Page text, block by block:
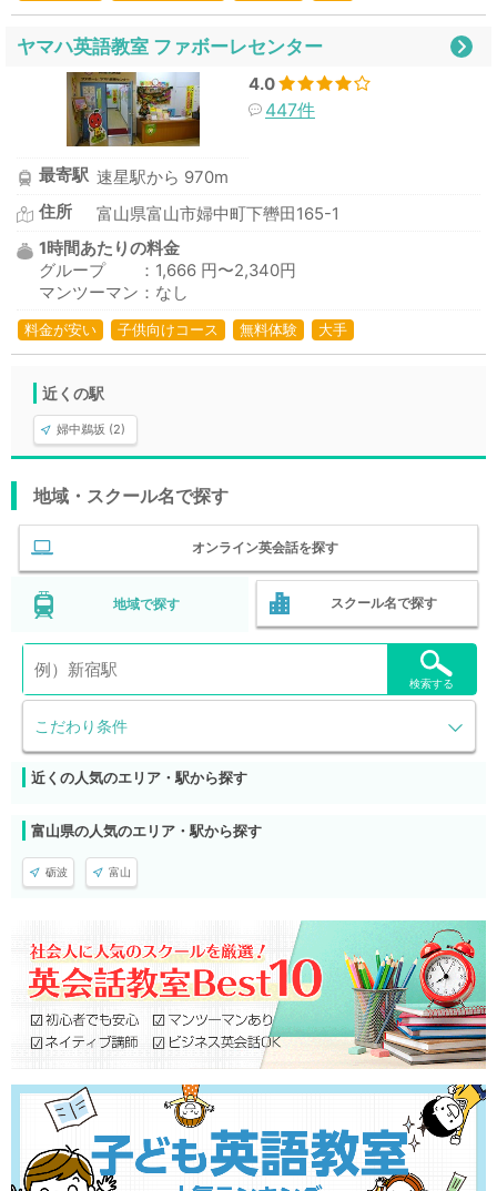
ヤマハ英語教室 ファボーレセンター
4.0
447件
最寄駅 速星駅から 970m
住所
富山県富山市婦中町下轡田165-1
1時間あたりの料金
グループ ：1,666 円〜2,340円
マンツーマン：なし
料金が安い 子供向けコース 無料体験 大手
近くの駅
婦中鵜坂 (2)
地域・スクール名で探す
オンライン英会話を探す
地域で探す スクール名で探す
こだわり条件
検索する
近くの人気のエリア・駅から探す
富山県の人気のエリア・駅から探す
砺波 富山